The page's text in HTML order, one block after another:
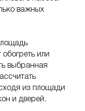
важных
или
выбранная
из площади
и дверей.